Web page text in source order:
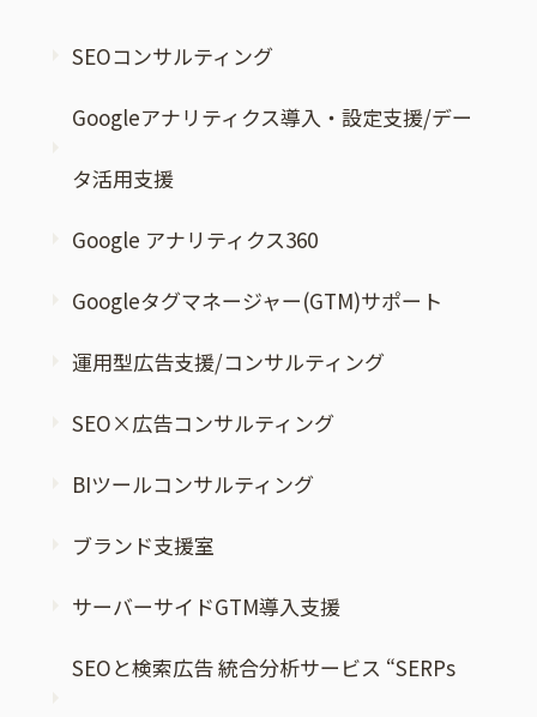
SEOコンサルティング
Googleアナリティクス導入・設定支援/デー
タ活用支援
Google アナリティクス360
Googleタグマネージャー(GTM)サポート
運用型広告支援/コンサルティング
SEO×広告コンサルティング
BIツールコンサルティング
ブランド支援室
サーバーサイドGTM導入支援
SEOと検索広告 統合分析サービス “SERPs